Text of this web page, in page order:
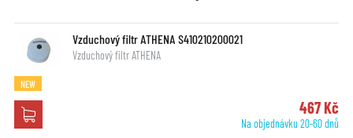
Vzduchový filtr ATHENA S410210200021
Vzduchový filtr ATHENA
NEW
467 Kč
Na objednávku 20-60 dnů